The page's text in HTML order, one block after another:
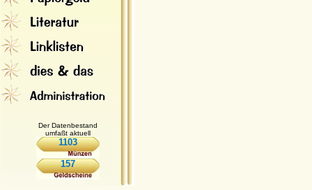
Der Datenbestand
umfaßt aktuell
1103
157